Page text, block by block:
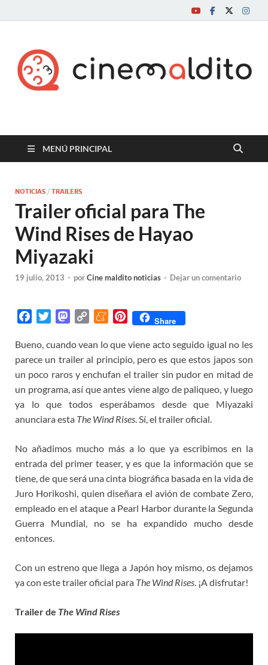
Cine maldito
MENÚ PRINCIPAL
NOTICIAS / TRAILERS
Trailer oficial para The
Wind Rises de Hayao
Miyazaki
19 julio, 2013 - porCine maldito noticias - Dejar un comentario
c
e
b
o
o
k
i
t
t
e
r
M
s
t
o
d
o
n
p
y
L
i
n
k
M
n
e
a
m
e
P
n
t
e
r
e
s
Share
Bueno, cuando vean lo que viene acto seguido igual no les
parece un trailer al principio, pero es que estos japos son
un poco raros y enchufan el trailer sin pudor en mitad de
un programa, así que antes viene algo de paliqueo, y luego
ya lo que todos esperábamos desde que Miyazaki
anunciara esta The Wind Rises. Sí, el trailer oficial.
No añadimos mucho más a lo que ya escribimos en la
entrada del primer teaser, y es que la información que se
tiene, de que será una cinta biográfica basada en la vida de
Juro Horikoshi, quien diseñara el avión de combate Zero,
empleado en el ataque a Pearl Harbor durante la Segunda
Guerra Mundial, no se ha expandido mucho desde
entonces.
Con un estreno que llega a Japón hoy mismo, os dejamos
ya con este trailer oficial para The Wind Rises. ¡A disfrutar!
Trailer de The Wind Rises